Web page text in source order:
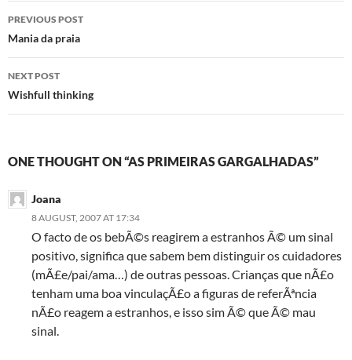
Post
navigation
PREVIOUS POST
Mania da praia
NEXT POST
Wishfull thinking
ONE THOUGHT ON “AS PRIMEIRAS GARGALHADAS”
Joana
8 AUGUST, 2007 AT 17:34
O facto de os bebÃ©s reagirem a estranhos Ã© um sinal
positivo, significa que sabem bem distinguir os cuidadores
(mÃ£e/pai/ama…) de outras pessoas. Crianças que nÃ£o
tenham uma boa vinculaçÃ£o a figuras de referÃªncia
nÃ£o reagem a estranhos, e isso sim Ã© que Ã© mau
sinal.